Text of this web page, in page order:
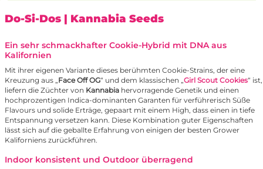
Do-Si-Dos | Kannabia Seeds
Ein sehr schmackhafter Cookie-Hybrid mit DNA aus
Kalifornien
Mit ihrer eigenen Variante dieses berühmten Cookie-Strains, der eine
Kreuzung aus „Face Off OG“ und dem klassischen „Girl Scout Cookies“ ist,
liefern die Züchter von Kannabia hervorragende Genetik und einen
hochprozentigen Indica-dominanten Garanten für verführerisch Süße
Flavours und solide Erträge, gepaart mit einem High, dass einen in tiefe
Entspannung versetzen kann. Diese Kombination guter Eigenschaften
lässt sich auf die geballte Erfahrung von einigen der besten Grower
Kaliforniens zurückführen.
Indoor konsistent und Outdoor überragend